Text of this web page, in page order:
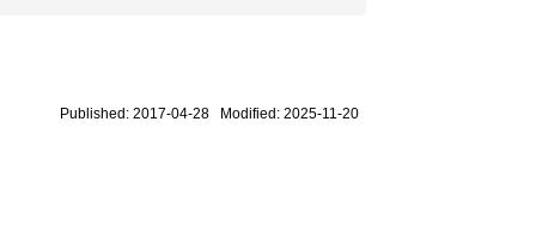
Published: 2017-04-28 Modified: 2025-11-20